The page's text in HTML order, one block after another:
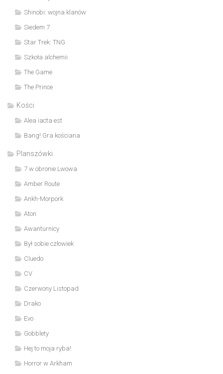
Shinobi: wojna klanów
Siedem 7
Star Trek: TNG
Szkoła alchemii
The Game
The Prince
Kości
Alea iacta est
Bang! Gra kościana
Planszówki
7 w obronie Lwowa
Amber Route
Ankh-Morpork
Aton
Awanturnicy
Był sobie człowiek
Cluedo
CV
Czerwony Listopad
Drako
Evo
Gobblety
Hej to moja ryba!
Horror w Arkham